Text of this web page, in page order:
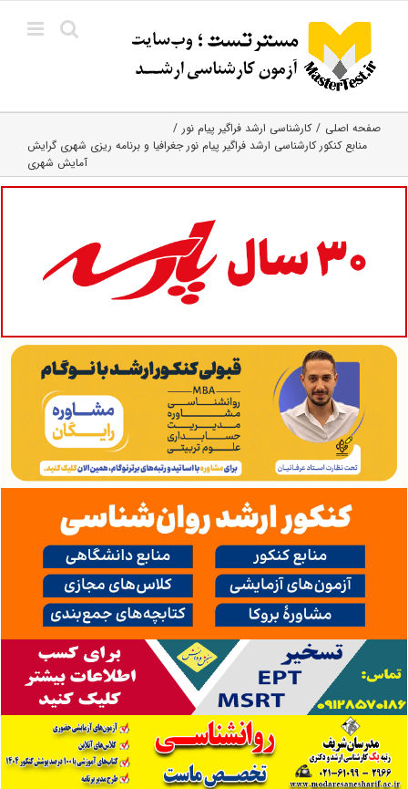
content
صفحه اصلی
کارشناسی ارشد فراگیر پیام نور
منابع کنکور کارشناسی ارشد فراگیر پیام نور جغرافیا و برنامه ریزی شهری گرایش
آمایش شهری